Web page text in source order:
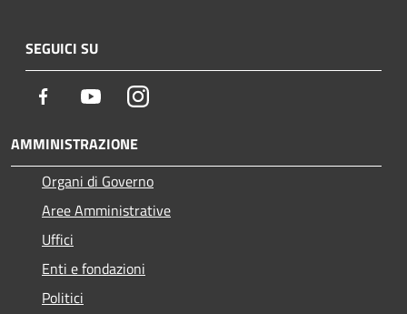
SEGUICI SU
Facebook YoutubeInstagram
AMMINISTRAZIONE
Organi di Governo
Aree Amministrative
Uffici
Enti e fondazioni
Politici